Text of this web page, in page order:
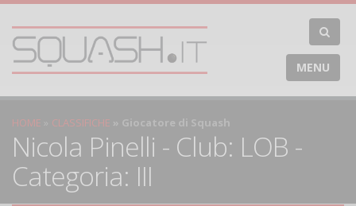
MENU
HOME CLASSIFICHE Giocatore di Squash
Nicola Pinelli - Club: LOB -
Categoria: III